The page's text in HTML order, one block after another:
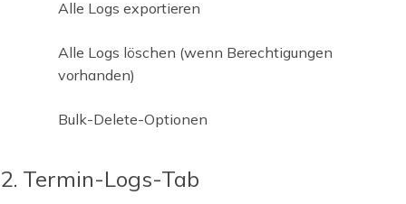
Alle Logs exportieren
Alle Logs löschen (wenn Berechtigungen
vorhanden)
Bulk-Delete-Optionen
2. Termin-Logs-Tab